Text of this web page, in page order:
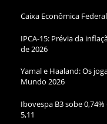
Caixa Econômica
IPCA-15: Prévia da
de 2026
Yamal e Haaland: Os
Mundo 2026
Ibovespa B3 sobe
5,11